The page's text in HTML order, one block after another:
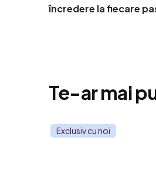
încredere la fiecare
Te-ar mai
Exclusiv cu noi